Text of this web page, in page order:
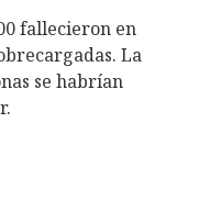
fallecieron en
La
se habrían